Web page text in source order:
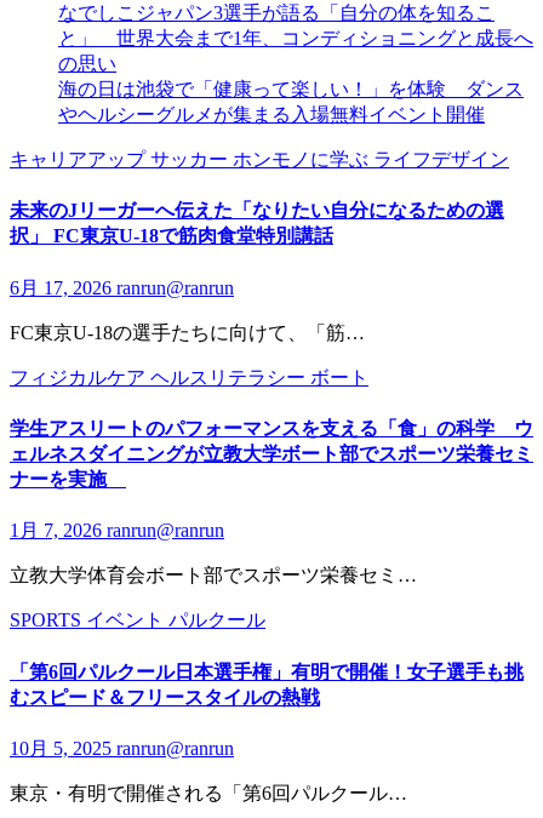
なでしこジャパン3選手が語る「自分の体を知るこ
と」 世界大会まで1年、コンディショニングと成長へ
の思い
海の日は池袋で「健康って楽しい！」を体験 ダンス
やヘルシーグルメが集まる入場無料イベント開催
キャリアアップサッカー ホンモノに学ぶ ライフデザイン
未来のJリーガーへ伝えた「なりたい自分になるための選
択」 FC東京U-18で筋肉食堂特別講話
6月 17, 2026 ranrun@ranrun
FC東京U-18の選手たちに向けて、「筋…
フィジカルケア ヘルスリテラシー ボート
学生アスリートのパフォーマンスを支える「食」の科学 ウ
ェルネスダイニングが立教大学ボート部でスポーツ栄養セミ
ナーを実施
1月 7, 2026 ranrun@ranrun
立教大学体育会ボート部でスポーツ栄養セミ…
SPORTS イベント パルクール
「第6回パルクール日本選手権」有明で開催！女子選手も挑
むスピード＆フリースタイルの熱戦
10月 5, 2025 ranrun@ranrun
東京・有明で開催される「第6回パルクール…